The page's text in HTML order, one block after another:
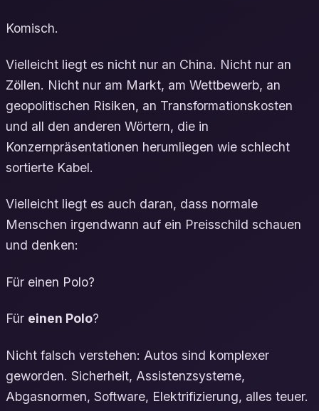
Komisch.
Vielleicht liegt es nicht nur an China. Nicht nur an
Zöllen. Nicht nur am Markt, am Wettbewerb, an
geopolitischen Risiken, an Transformationskosten
und all den anderen Wörtern, die in
Konzernpräsentationen herumliegen wie schlecht
sortierte Kabel.
Vielleicht liegt es auch daran, dass normale
Menschen irgendwann auf ein Preisschild schauen
und denken:
Für einen Polo?
Für einen Polo?
Nicht falsch verstehen: Autos sind komplexer
geworden. Sicherheit, Assistenzsysteme,
Abgasnormen, Software, Elektrifizierung, alles teuer.